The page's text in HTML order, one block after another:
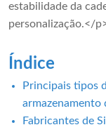
estabilidade da
personalização.</
Índice
Principais tipos
armazenamento
Fabricantes de